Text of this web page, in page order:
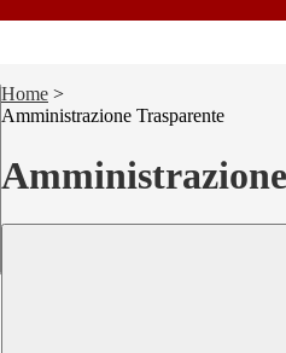
Home >
Amministrazione Trasparente